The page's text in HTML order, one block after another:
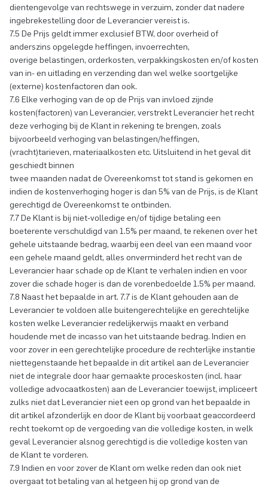
dientengevolge van rechtswege in verzuim, zonder dat nadere
ingebrekestelling door de Leverancier vereist is.
7.5 De Prijs geldt immer exclusief BTW, door overheid of
anderszins opgelegde heffingen, invoerrechten,
overige belastingen, orderkosten, verpakkingskosten en/of kosten
van in- en uitlading en verzending dan wel welke soortgelijke
(externe) kostenfactoren dan ook.
7.6 Elke verhoging van de op de Prijs van invloed zijnde
kosten(factoren) van Leverancier, verstrekt Leverancier het recht
deze verhoging bij de Klant in rekening te brengen, zoals
bijvoorbeeld verhoging van belastingen/heffingen,
(vracht)tarieven, materiaalkosten etc. Uitsluitend in het geval dit
geschiedt binnen
twee maanden nadat de Overeenkomst tot stand is gekomen en
indien de kostenverhoging hoger is dan 5% van de Prijs, is de Klant
gerechtigd de Overeenkomst te ontbinden.
7.7 De Klant is bij niet-volledige en/of tijdige betaling een
boeterente verschuldigd van 1.5% per maand, te rekenen over het
gehele uitstaande bedrag, waarbij een deel van een maand voor
een gehele maand geldt, alles onverminderd het recht van de
Leverancier haar schade op de Klant te verhalen indien en voor
zover die schade hoger is dan de vorenbedoelde 1.5% per maand.
7.8 Naast het bepaalde in art. 7.7 is de Klant gehouden aan de
Leverancier te voldoen alle buitengerechtelijke en gerechtelijke
kosten welke Leverancier redelijkerwijs maakt en verband
houdende met de incasso van het uitstaande bedrag. Indien en
voor zover in een gerechtelijke procedure de rechterlijke instantie
niettegenstaande het bepaalde in dit artikel aan de Leverancier
niet de integrale door haar gemaakte proceskosten (incl. haar
volledige advocaatkosten) aan de Leverancier toewijst, impliceert
zulks niet dat Leverancier niet een op grond van het bepaalde in
dit artikel afzonderlijk en door de Klant bij voorbaat geaccordeerd
recht toekomt op de vergoeding van die volledige kosten, in welk
geval Leverancier alsnog gerechtigd is die volledige kosten van
de Klant te vorderen.
7.9 Indien en voor zover de Klant om welke reden dan ook niet
overgaat tot betaling van al hetgeen hij op grond van de